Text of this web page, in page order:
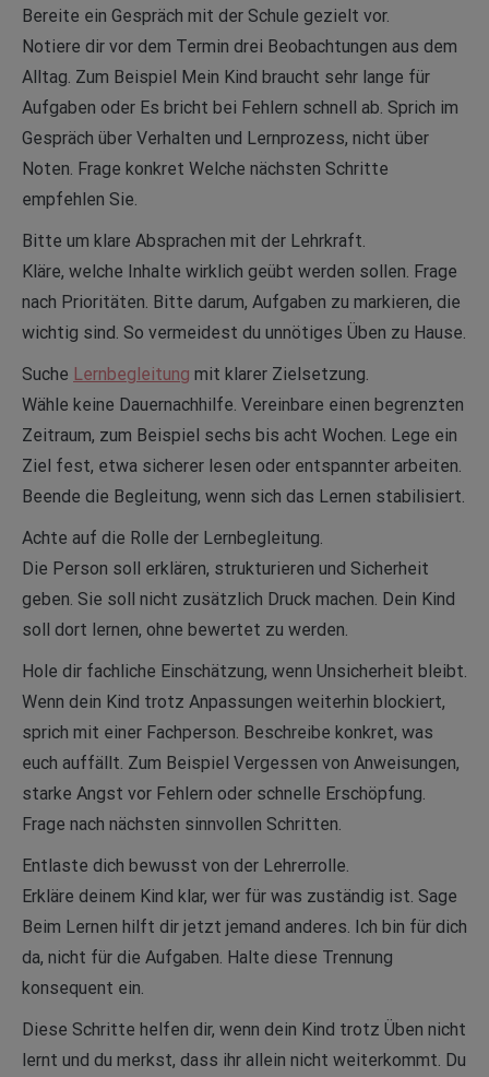
Bereite ein Gespräch mit der Schule gezielt vor.
Notiere dir vor dem Termin drei Beobachtungen aus dem
Alltag. Zum Beispiel Mein Kind braucht sehr lange für
Aufgaben oder Es bricht bei Fehlern schnell ab. Sprich im
Gespräch über Verhalten und Lernprozess, nicht über
Noten. Frage konkret Welche nächsten Schritte
empfehlen Sie.
Bitte um klare Absprachen mit der Lehrkraft.
Kläre, welche Inhalte wirklich geübt werden sollen. Frage
nach Prioritäten. Bitte darum, Aufgaben zu markieren, die
wichtig sind. So vermeidest du unnötiges Üben zu Hause.
Suche Lernbegleitung mit klarer Zielsetzung.
Wähle keine Dauernachhilfe. Vereinbare einen begrenzten
Zeitraum, zum Beispiel sechs bis acht Wochen. Lege ein
Ziel fest, etwa sicherer lesen oder entspannter arbeiten.
Beende die Begleitung, wenn sich das Lernen stabilisiert.
Achte auf die Rolle der Lernbegleitung.
Die Person soll erklären, strukturieren und Sicherheit
geben. Sie soll nicht zusätzlich Druck machen. Dein Kind
soll dort lernen, ohne bewertet zu werden.
Hole dir fachliche Einschätzung, wenn Unsicherheit bleibt.
Wenn dein Kind trotz Anpassungen weiterhin blockiert,
sprich mit einer Fachperson. Beschreibe konkret, was
euch auffällt. Zum Beispiel Vergessen von Anweisungen,
starke Angst vor Fehlern oder schnelle Erschöpfung.
Frage nach nächsten sinnvollen Schritten.
Entlaste dich bewusst von der Lehrerrolle.
Erkläre deinem Kind klar, wer für was zuständig ist. Sage
Beim Lernen hilft dir jetzt jemand anderes. Ich bin für dich
da, nicht für die Aufgaben. Halte diese Trennung
konsequent ein.
Diese Schritte helfen dir, wenn dein Kind trotz Üben nicht
lernt und du merkst, dass ihr allein nicht weiterkommt. Du